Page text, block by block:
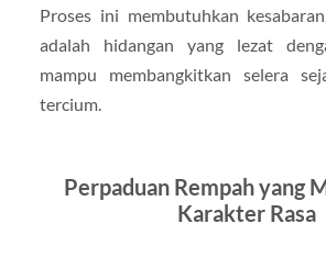
Proses ini membutuhkan
adalah hidangan yang lezat
mampu membangkitkan selera
tercium.
Perpaduan Rempah yang
Karakter Rasa